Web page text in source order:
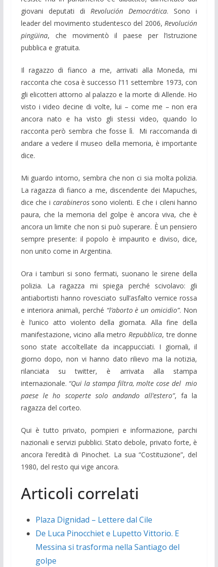
giovani deputati di Revolución Democrática. Sono i
leader del movimento studentesco del 2006,Revolución
pingüina, che movimentò il paese per l’istruzione
pubblica e gratuita.
Il ragazzo di fianco a me, arrivati alla Moneda, mi
racconta che cosa è successo l’11 settembre 1973, con
gli elicotteri attorno al palazzo e la morte di Allende. Ho
visto i video decine di volte, lui – come me – non era
ancora nato e ha visto gli stessi video, quando lo
racconta però sembra che fosse lì. Mi raccomanda di
andare a vedere il museo della memoria, è importante
dice.
Mi guardo intorno, sembra che non ci sia molta polizia.
La ragazza di fianco a me, discendente dei Mapuches,
dice che i carabinerossono violenti. E che i cileni hanno
paura, che la memoria del golpe è ancora viva, che è
ancora un limite che non si può superare. È un pensiero
sempre presente: il popolo è impaurito e diviso, dice,
non unito come in Argentina.
Ora i tamburi si sono fermati, suonano le sirene della
polizia. La ragazza mi spiega perché scivolavo: gli
antiabortisti hanno rovesciato sull’asfalto vernice rossa
e interiora animali, perché “l’aborto è un omicidio”. Non
è l’unico atto violento della giornata. Alla fine della
manifestazione, vicino alla metroRepubblica, tre donne
sono state accoltellate da incappucciati. I giornali, il
giorno dopo, non vi hanno dato rilievo ma la notizia,
rilanciata su twitter, è arrivata alla stampa
internazionale. “Qui la stampa filtra, molte cose del mio
paese le ho scoperte solo andando all’estero”, fa la
ragazza del corteo.
Qui è tutto privato, pompieri e informazione, parchi
nazionali e servizi pubblici. Stato debole, privato forte, è
ancora l’eredità di Pinochet. La sua “Costituzione”, del
1980, del resto qui vige ancora.
Articoli correlati
Plaza Dignidad – Lettere dal Cile
De Luca Pinocchiet e Lupetto Vittorio. E
Messina si trasforma nella Santiago del
golpe